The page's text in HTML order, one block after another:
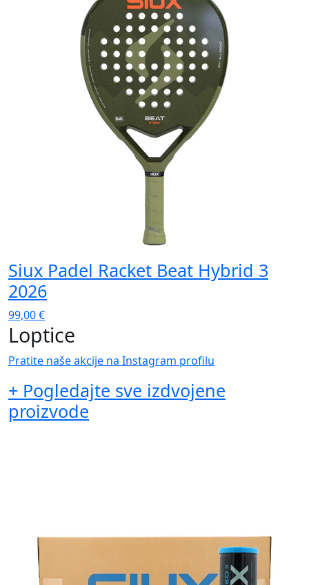
Siux Padel Racket Beat Hybrid 3
2026
99,00€
Loptice
Pratite naše akcije na Instagram profilu
+ Pogledajte sve izdvojene
proizvode